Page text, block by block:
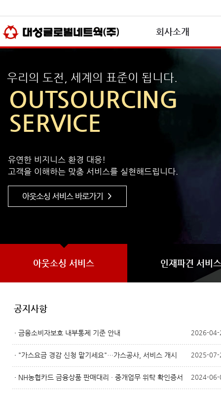
회사소개
아웃소싱 서비스 인재파견 서비스
우리의 도전, 세계의 표준이 됩니다.
OUTSOURCING
SERVICE
유연한 비지니스 환경 대응!
고객을 이해하는 맞춤 서비스를 실현해드립니다.
공지사항
금융소비자보호 내부통제 기준 안내 2026-04-
"가스요금 경감 신청 맡기세요"…가스공사, 서비스 개시 2025-07-
NH농협카드 금융상품 판매대리 · 중개업무 위탁 확인증서 2024-06-